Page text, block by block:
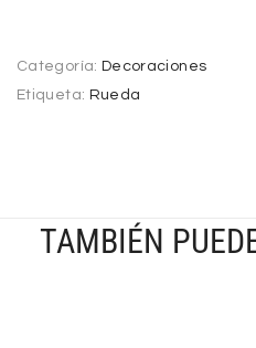
Categoría: Decoraciones
Etiqueta: Rueda
TAMBIÉN